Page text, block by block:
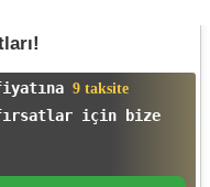
9 taksite
için bize